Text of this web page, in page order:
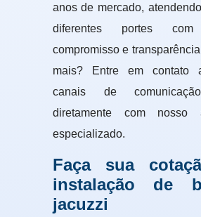
anos de mercado,
diferentes portes com
compromisso e
mais? Entre em contato
canais de
diretamente com nosso
especializado.
Faça sua
instalação de
jacuzzi